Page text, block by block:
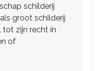
schilderij
groot schilderij
zijn recht in
of